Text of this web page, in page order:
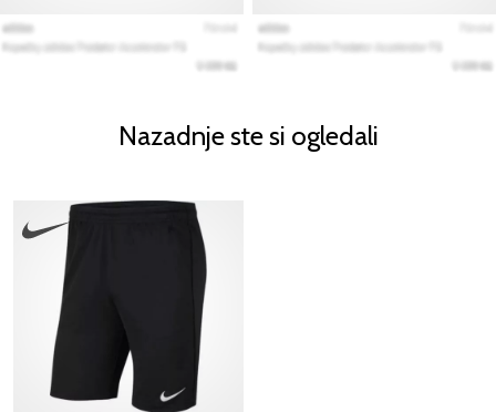
Nazadnje ste si ogledali